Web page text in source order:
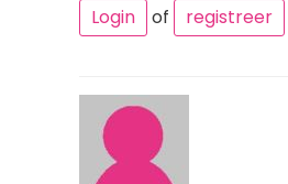
Login of registreer